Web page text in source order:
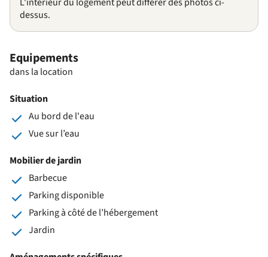
dessus.
Equipements
dans la location
Situation
Au bord de l'eau
Vue sur l’eau
Mobilier de jardin
Barbecue
Parking disponible
Parking à côté de l’hébergement
Jardin